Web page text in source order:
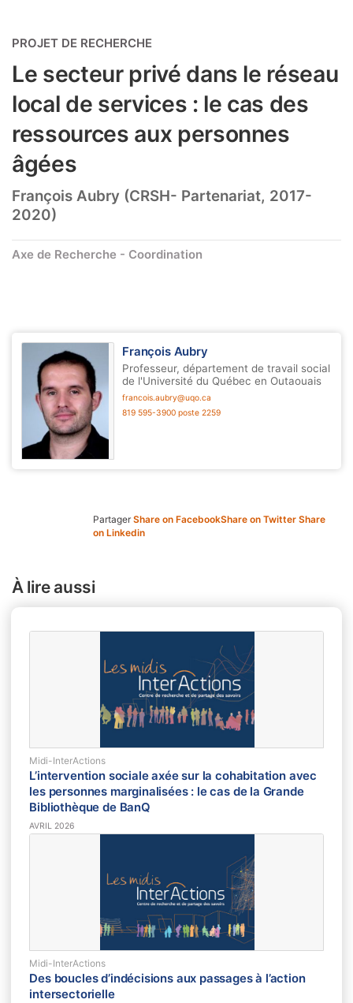
PROJET DE RECHERCHE
Le secteur privé dans le réseau
local de services : le cas des
ressources aux personnes
âgées
François Aubry (CRSH- Partenariat, 2017-
2020)
Axe de Recherche - Coordination
François Aubry
Professeur, département de travail social
de l'Université du Québec en Outaouais
francois.aubry@uqo.ca
819 595-3900 poste 2259
Partager Share on FacebookShare on Twitter Share
on Linkedin
À lire aussi
Midi-InterActions
L’intervention sociale axée sur la cohabitation avec
les personnes marginalisées : le cas de la Grande
Bibliothèque de BanQ
AVRIL 2026
Midi-InterActions
Des boucles d’indécisions aux passages à l’action
intersectorielle